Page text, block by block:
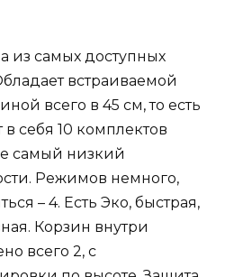
из самых доступных
встраиваемой
всего в 45 см, то есть
себя 10 комплектов
самый низкий
Режимов немного,
– 4. Есть Эко, быстрая,
Корзин внутри
всего 2, с